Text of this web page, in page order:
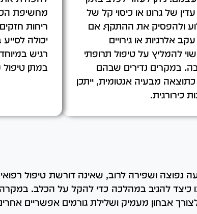
של גרונו או כיסוי קל של
ולהפסיק את ההתקף. אם
אלרגיות או גירויים
להמליץ על טיפול תרופתי
במקרים נדירים שבהם
מבעיה אנטומית, ייתכן
כירורגית.
מחשיפת
ריחות
יכולה
רגיש
במתן טיפול
נפוצה ושפירה לרוב, שאינה דורשת טיפול
כיצד להגיב במהלכה כדי להקל על הכלב.
לצורך אבחון מעמיק ושלילת גורמים אפשריים